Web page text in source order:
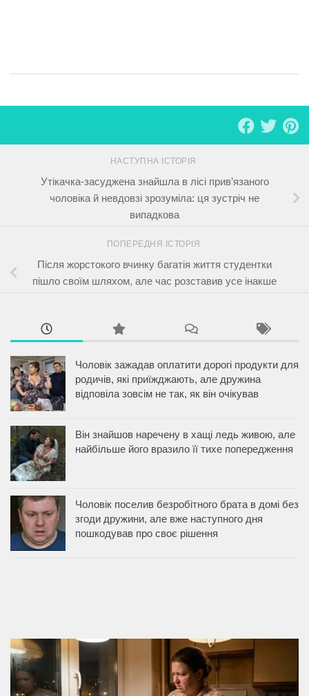
НАСТУПНА ІСТОРІЯ
Утікачка-засуджена знайшла в лісі прив’язаного
чоловіка й невдовзі зрозуміла: ця зустріч не
випадкова
ПОПЕРЕДНЯ ІСТОРІЯ
Після жорстокого вчинку багатія життя студентки
пішло своїм шляхом, але час розставив усе інакше
Чоловік зажадав оплатити дорогі продукти для
родичів, які приїжджають, але дружина
відповіла зовсім не так, як він очікував
Він знайшов наречену в хащі ледь живою, але
найбільше його вразило її тихе попередження
Чоловік поселив безробітного брата в домі без
згоди дружини, але вже наступного дня
пошкодував про своє рішення